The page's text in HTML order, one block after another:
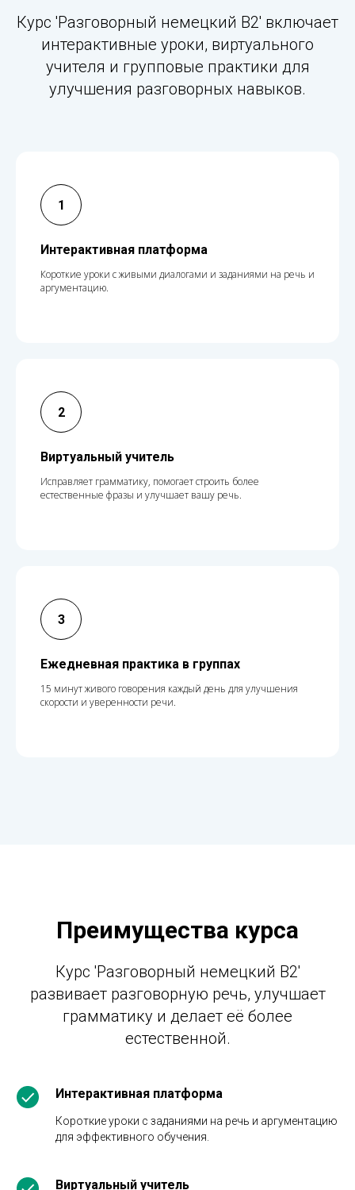
Курс 'Разговорный немецкий B2' включает
интерактивные уроки, виртуального
учителя и групповые практики для
улучшения разговорных навыков.
Интерактивная платформа
Короткие уроки с живыми диалогами и заданиями на речь и
аргументацию.
Виртуальный учитель
Исправляет грамматику, помогает строить более
естественные фразы и улучшает вашу речь.
Ежедневная практика в группах
15 минут живого говорения каждый день для улучшения
скорости и уверенности речи.
Преимущества курса
Курс 'Разговорный немецкий B2'
развивает разговорную речь, улучшает
грамматику и делает её более
естественной.
Интерактивная платформа
Короткие уроки с заданиями на речь и аргументацию
для эффективного обучения.
Виртуальный учитель